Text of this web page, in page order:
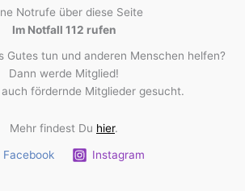
Notrufe über diese Seite
Im Notfall 112 rufen
Gutes tun und anderen Menschen helfen?
Dann werde Mitglied!
auch fördernde Mitglieder gesucht.
Mehr findest Du hier.
Facebook Instagram